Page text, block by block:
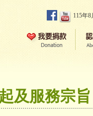
115年
及服務宗旨